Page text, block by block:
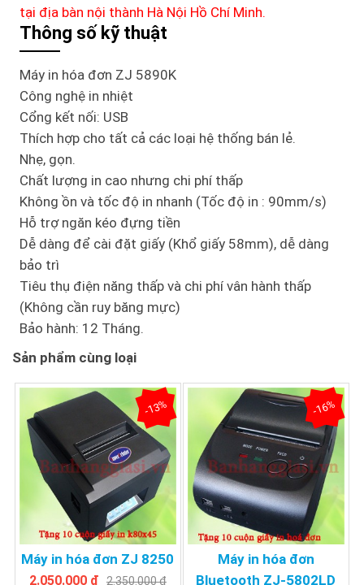
tại địa bàn nội thành Hà Nội Hồ Chí Minh.
Thông số kỹ thuật
Máy in hóa đơn ZJ 5890K
Công nghệ in nhiệt
Cổng kết nối: USB
Thích hợp cho tất cả các loại hệ thống bán lẻ.
Nhẹ, gọn.
Chất lượng in cao nhưng chi phí thấp
Không ồn và tốc độ in nhanh (Tốc độ in : 90mm/s)
Hỗ trợ ngăn kéo đựng tiền
Dễ dàng để cài đặt giấy (Khổ giấy 58mm), dễ dàng
bảo trì
Tiêu thụ điện năng thấp và chi phí vân hành thấp
(Không cần ruy băng mực)
Bảo hành: 12 Tháng.
Sản phẩm cùng loại
Máy in hóa đơn ZJ 8250
-13%
2.050.000 đ 2.350.000 đ
Máy in hóa đơn
Bluetooth ZJ-5802LD
-16%